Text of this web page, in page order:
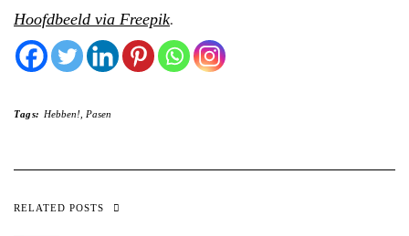
Hoofdbeeld via Freepik.
Tags: Hebben! Pasen
RELATED POSTS